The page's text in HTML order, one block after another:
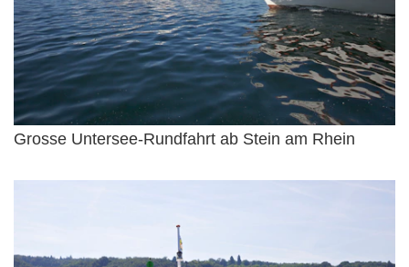
Grosse Untersee-Rundfahrt ab Stein am Rhein